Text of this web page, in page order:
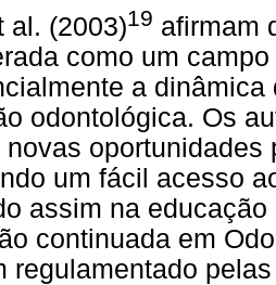
al. (2003)19 afirmam
como um
a
odontológica. Os
novas
um fácil acesso
assim na
continuada em
regulamentado